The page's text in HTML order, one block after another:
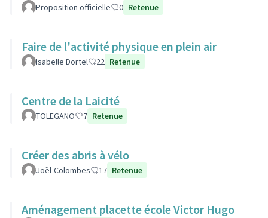
Proposition officielle 0 Retenue
Faire de l'activité physique en plein air
Isabelle Dortel 22 Retenue
Centre de la Laicité
TOLEGANO 7 Retenue
Créer des abris à vélo
Joël-Colombes 17 Retenue
Aménagement placette école Victor Hugo